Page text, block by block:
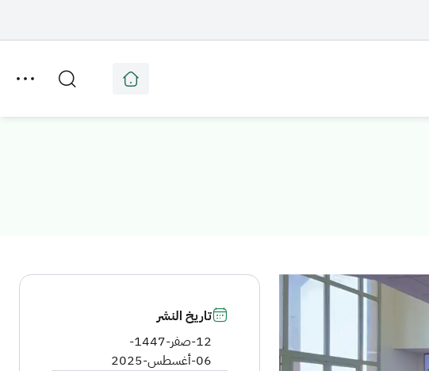
تاريخ النشر
12-صفر-1447
-
06-أغسطس-2025